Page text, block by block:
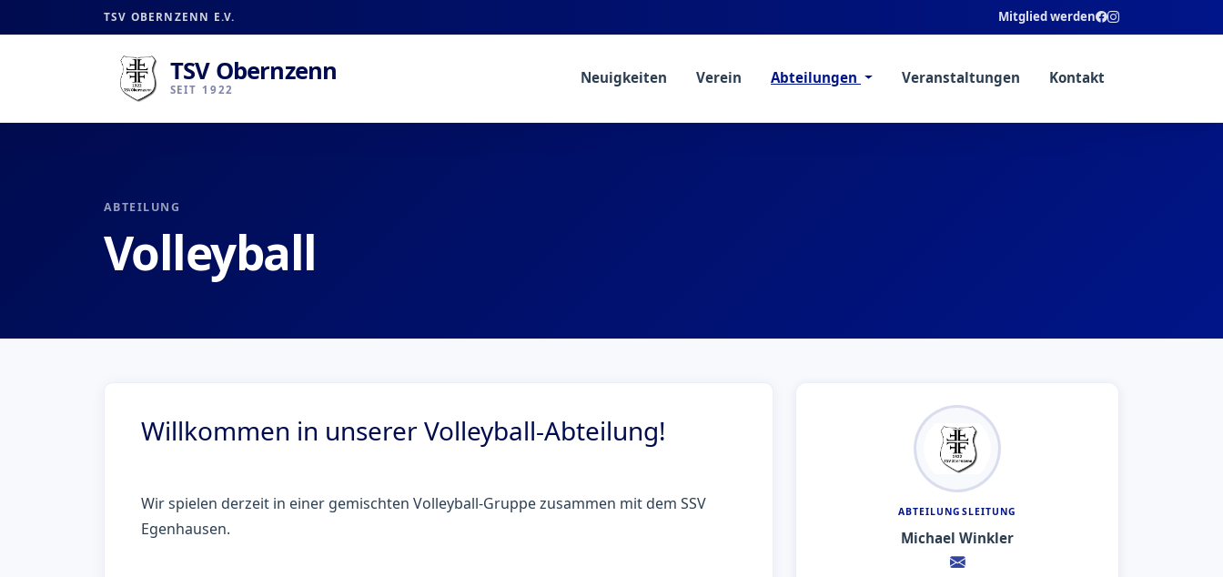
TSV OBERNZENN E.V. Mitglied werden
TSV Obernzenn
SEIT 1922
Neuigkeiten Verein Abteilungen Veranstaltungen Kontakt
ABTEILUNG
Volleyball
Willkommen in unserer Volleyball-Abteilung!
Wir spielen derzeit in einer gemischten Volleyball-Gruppe zusammen mit dem SSV
Egenhausen.
ABTEILUNGSLEITUNG
Michael Winkler